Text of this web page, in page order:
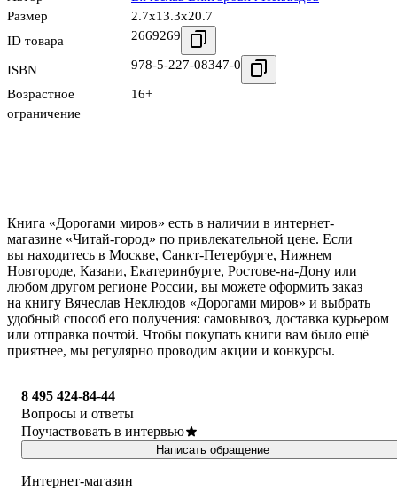
Размер
2.7x13.3x20.7
ID товара
2669269
ISBN 978-5-227-08347-0
Возрастное
ограничение
16+
Книга «Дорогами миров» есть в наличии в интернет-
магазине «Читай-город» по привлекательной цене. Если
вы находитесь в Москве, Санкт-Петербурге, Нижнем
Новгороде, Казани, Екатеринбурге, Ростове-на-Дону или
любом другом регионе России, вы можете оформить заказ
на книгу Вячеслав Неклюдов «Дорогами миров» и выбрать
удобный способ его получения: самовывоз, доставка курьером
или отправка почтой. Чтобы покупать книги вам было ещё
приятнее, мы регулярно проводим акции и конкурсы.
8 495 424-84-44
Вопросы и ответы
Поучаствовать в интервью
Написать обращение
Интернет-магазин